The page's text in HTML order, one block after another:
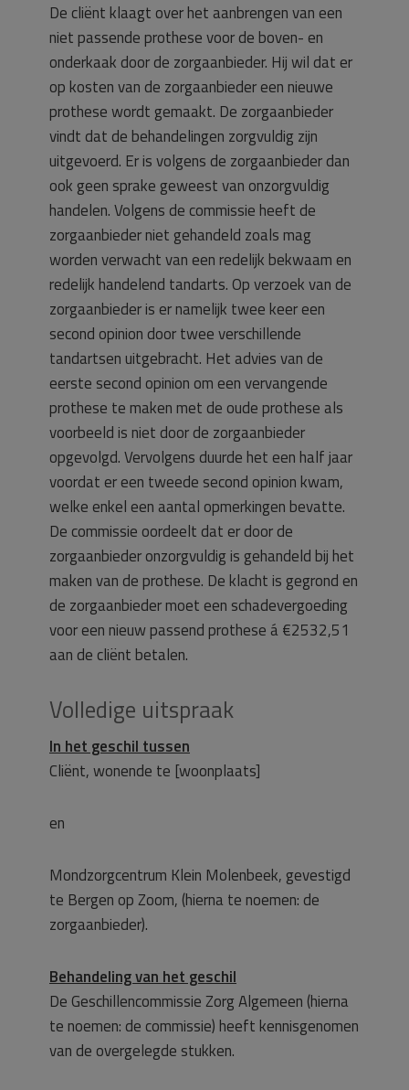
De cliënt klaagt over het aanbrengen van een
niet passende prothese voor de boven- en
onderkaak door de zorgaanbieder. Hij wil dat er
op kosten van de zorgaanbieder een nieuwe
prothese wordt gemaakt. De zorgaanbieder
vindt dat de behandelingen zorgvuldig zijn
uitgevoerd. Er is volgens de zorgaanbieder dan
ook geen sprake geweest van onzorgvuldig
handelen. Volgens de commissie heeft de
zorgaanbieder niet gehandeld zoals mag
worden verwacht van een redelijk bekwaam en
redelijk handelend tandarts. Op verzoek van de
zorgaanbieder is er namelijk twee keer een
second opinion door twee verschillende
tandartsen uitgebracht. Het advies van de
eerste second opinion om een vervangende
prothese te maken met de oude prothese als
voorbeeld is niet door de zorgaanbieder
opgevolgd. Vervolgens duurde het een half jaar
voordat er een tweede second opinion kwam,
welke enkel een aantal opmerkingen bevatte.
De commissie oordeelt dat er door de
zorgaanbieder onzorgvuldig is gehandeld bij het
maken van de prothese. De klacht is gegrond en
de zorgaanbieder moet een schadevergoeding
voor een nieuw passend prothese á €2532,51
aan de cliënt betalen.
Volledige uitspraak
In het geschil tussen
Cliënt, wonende te [woonplaats]
en
Mondzorgcentrum Klein Molenbeek, gevestigd
te Bergen op Zoom, (hierna te noemen: de
zorgaanbieder).
Behandeling van het geschil
De Geschillencommissie Zorg Algemeen (hierna
te noemen: de commissie) heeft kennisgenomen
van de overgelegde stukken.